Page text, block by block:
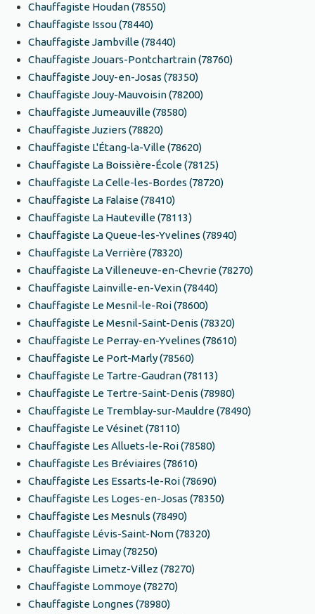
Chauffagiste Houdan (78550)
Chauffagiste Issou (78440)
Chauffagiste Jambville (78440)
Chauffagiste Jouars-Pontchartrain (78760)
Chauffagiste Jouy-en-Josas (78350)
Chauffagiste Jouy-Mauvoisin (78200)
Chauffagiste Jumeauville (78580)
Chauffagiste Juziers (78820)
Chauffagiste L'Étang-la-Ville (78620)
Chauffagiste La Boissière-École (78125)
Chauffagiste La Celle-les-Bordes (78720)
Chauffagiste La Falaise (78410)
Chauffagiste La Hauteville (78113)
Chauffagiste La Queue-les-Yvelines (78940)
Chauffagiste La Verrière (78320)
Chauffagiste La Villeneuve-en-Chevrie (78270)
Chauffagiste Lainville-en-Vexin (78440)
Chauffagiste Le Mesnil-le-Roi (78600)
Chauffagiste Le Mesnil-Saint-Denis (78320)
Chauffagiste Le Perray-en-Yvelines (78610)
Chauffagiste Le Port-Marly (78560)
Chauffagiste Le Tartre-Gaudran (78113)
Chauffagiste Le Tertre-Saint-Denis (78980)
Chauffagiste Le Tremblay-sur-Mauldre (78490)
Chauffagiste Le Vésinet (78110)
Chauffagiste Les Alluets-le-Roi (78580)
Chauffagiste Les Bréviaires (78610)
Chauffagiste Les Essarts-le-Roi (78690)
Chauffagiste Les Loges-en-Josas (78350)
Chauffagiste Les Mesnuls (78490)
Chauffagiste Lévis-Saint-Nom (78320)
Chauffagiste Limay (78250)
Chauffagiste Limetz-Villez (78270)
Chauffagiste Lommoye (78270)
Chauffagiste Longnes (78980)